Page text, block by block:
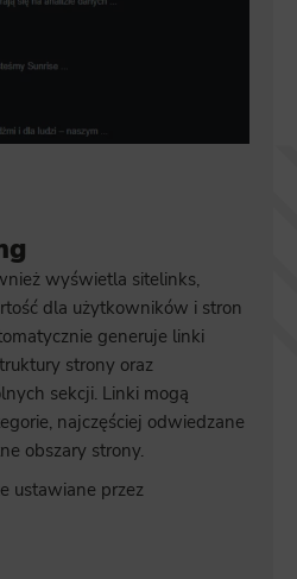
wyświetla sitelinks,
dla użytkowników i stron
generuje linki
strony oraz
sekcji. Linki mogą
najczęściej odwiedzane
obszary strony.
ustawiane przez